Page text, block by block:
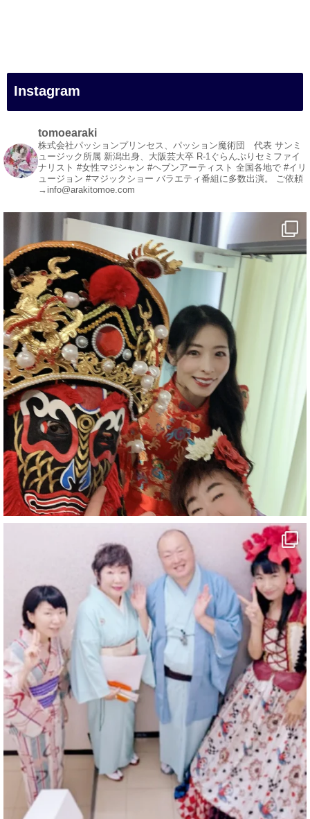
#白浜町
#変面ショー
#イベント
#宴会
#余興
1 3 X
マジシャン派遣 パッションプリンセス【公式】
@comedy_illusion · 7 8月
お疲れ様です
ブログ更新しました
「マジシャン和歌山旅 白浜町・円月島」
#企業公式がお疲れ様を言い合う
#旅行好きな人と繋がりたい
#一人旅
#女性マジシャン
#出張マジック
#マジシャン派遣
#イリュージョン
#和歌山県
#白浜町
#変面ショー
#イベント
#宴会
1 10
マジシャン派遣 パッションプリンセス【公式】
@comedy_illusion 7 8月
お疲れ様です
YouTubeを更新しました
https://youtu.be/9sHKhUQBmUE
@YouTube
#企業公式がお疲れ様を言い合う
#チャンネル登録おねがいします
#愛媛県
#新居浜市
#マイントピア別子
#泉寿亭
#有形文化財
Instagram
tomoearaki
株式会社パッションプリンセス、パッション魔術団 代表 サンミ
ュージック所属 新潟出身、大阪芸大卒 R-1ぐらんぷりセミファイ
ナリスト #女性マジシャン #ヘブンアーティスト 全国各地で #イリ
ュージョン #マジックショー バラエティ番組に多数出演。 ご依頼
→info@arakitomoe.com